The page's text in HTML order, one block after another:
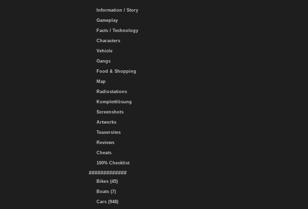
Information / Story
Gameplay
Facts / Technology
Characters
Vehicle
Gangs
Food & Shopping
Map
Radiostations
Komplettlösung
Screenshots
Artworks
Teasersites
Reviews
Cheats
100% Checklist
#############
Bikes (45)
Boats (7)
Cars (948)